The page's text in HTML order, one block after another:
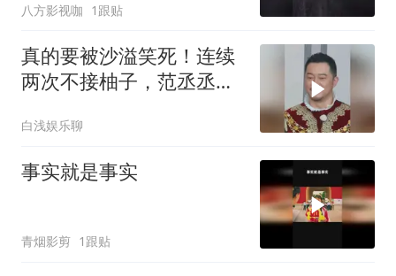
八方影视咖 1跟贴
真的要被沙溢笑死！连续
两次不接柚子，范丞丞大
白浅娱乐聊
事实就是事实
青烟影剪 1跟贴